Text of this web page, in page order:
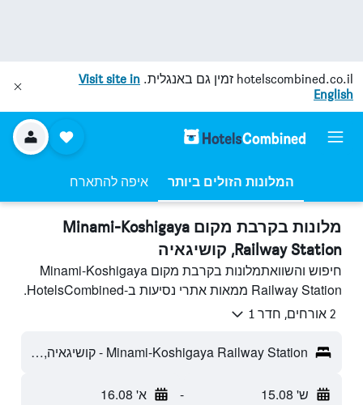
hotelscombined.co.il זמין גם באנגלית. Visit site in
English
המלונות הזולים ביותר איפה להתארח
מלונות בקרבת מקום Minami-Koshigaya
Railway Station, קושיגאיה
חיפוש והשוואתמלונות בקרבת מקום Minami-Koshigaya
Railway Station ממאות אתרי נסיעות ב-HotelsCombined.
2 אורחים, חדר 1
Minami-Koshigaya Railway Station - קושיגאיה, יפן
ש' 15.08 - א' 16.08